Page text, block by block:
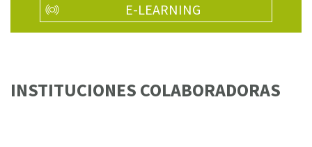
E-LEARNING
INSTITUCIONES COLABORADORAS